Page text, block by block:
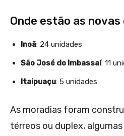
Onde estão as novas
Inoã: 24 unidades
São José do Imbassaí: 11
Itaipuaçu: 5 unidades
As moradias foram
térreos ou duplex,